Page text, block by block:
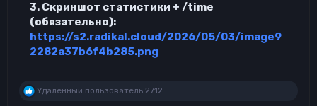
3. Скриншот статистики + /time
(обязательно):
https://s2.radikal.cloud/2026/05/03/image9
2282a37b6f4b285.png
Р
Удалённый пользователь 2712